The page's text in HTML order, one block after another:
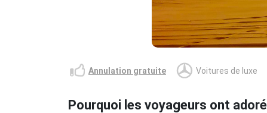
Annulation gratuite Voitures de luxe
Pourquoi les voyageurs ont adoré